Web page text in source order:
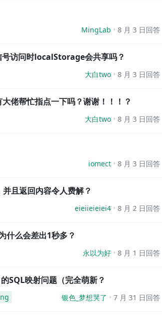
MingLab 8 月 3 日回答
访问时localStorage会共享吗？
大白two 8 月 3 日回答
佬帮忙指点一下吗？谢谢！！！？
大白two 8 月 3 日回答
iomect 8 月 3 日回答
且返回内容令人费解？
eieiieieiei4 8 月 2 日回答
什么会差出1秒多？
永以为好 8 月 1 日回答
映射问题（完全萌新？
银色_梦想哭了 7 月 31 日回答